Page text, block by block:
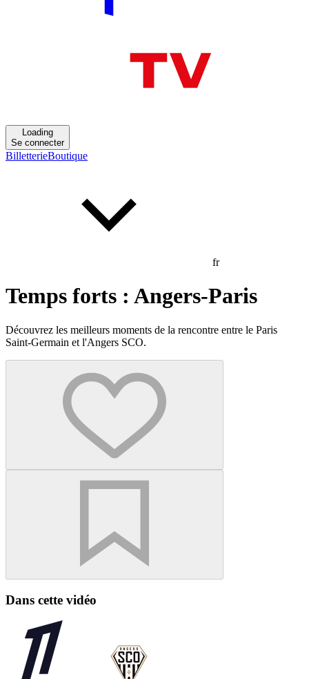
Loading
Se connecter
BilletterieBoutique
fr
Temps forts : Angers-Paris
Découvrez les meilleurs moments de la rencontre entre le Paris
Saint-Germain et l'Angers SCO.
Dans cette vidéo